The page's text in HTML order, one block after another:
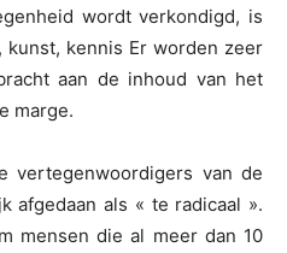
wordt verkondigd, is
kennis Er worden zeer
aan de inhoud van het
marge.
vertegenwoordigers van de
afgedaan als « te radicaal ».
mensen die al meer dan 10